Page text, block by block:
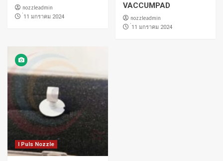
nozzleadmin
่11 มกราคม 2024
VACCUMPAD
nozzleadmin
่11 มกราคม 2024
I Puls Nozzle